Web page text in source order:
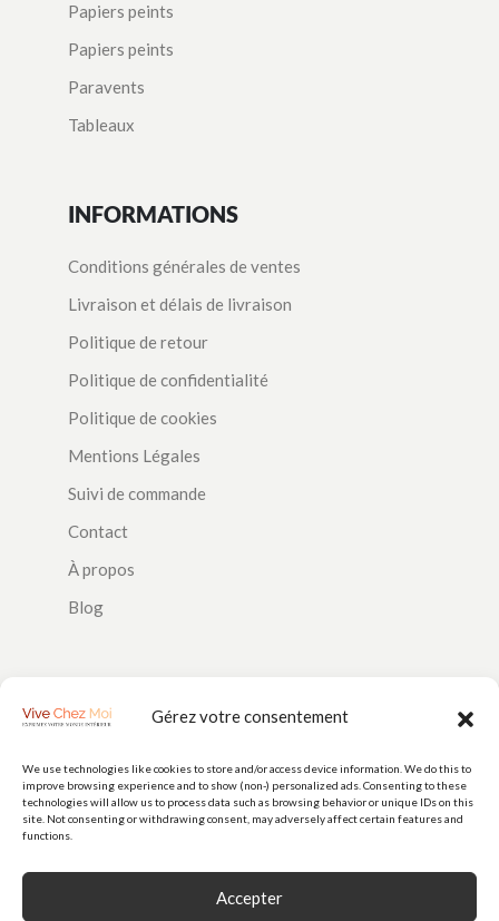
Gérez votre consentement
We use technologies like cookies to store and/or access device information. We do this to
improve browsing experience and to show (non-) personalized ads. Consenting to these
technologies will allow us to process data such as browsing behavior or unique IDs on this
site. Not consenting or withdrawing consent, may adversely affect certain features and
functions.
Accepter
Papiers peints
Papiers peints
Paravents
Tableaux
INFORMATIONS
Conditions générales de ventes
Livraison et délais de livraison
Politique de retour
Politique de confidentialité
Politique de cookies
Mentions Légales
Suivi de commande
Contact
À propos
Blog
PAIEMENTS